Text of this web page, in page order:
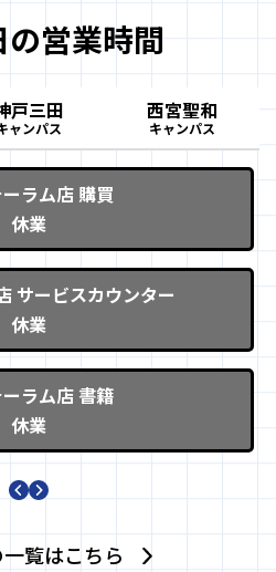
の営業時間
戸三田
ャンパス
西宮聖和
キャンパス
フードコンビニ POCKET
中央講堂コンビニ Central
第5別館コンビニ LaLa Quinto
覧はこちら